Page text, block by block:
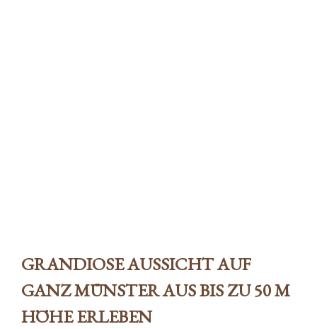
GRANDIOSE AUSSICHT AUF
GANZ MÜNSTER AUS BIS ZU 50 M
HÖHE ERLEBEN